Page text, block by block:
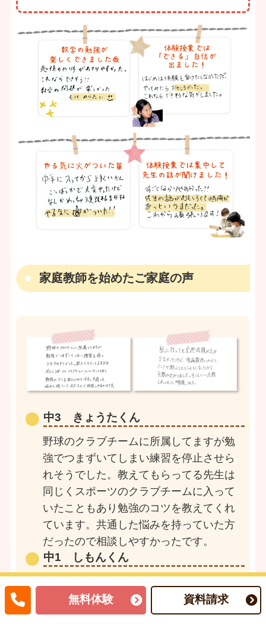
家庭教師を始めたご家庭の声
中3 きょうたくん
野球のクラブチームに所属してますが勉
強でつまずいてしまい練習を停止させら
れそうでした。教えてもらってる先生は
同じくスポーツのクラブチームに入って
いたこともあり勉強のコツを教えてくれ
ています。共通した悩みを持っていた方
だったので相談しやすかったです。
中1 しもんくん
けど、家庭教師にかえて1：1で教えても
らうよいうなってから点数が上がりまし
無料体験 資料請求